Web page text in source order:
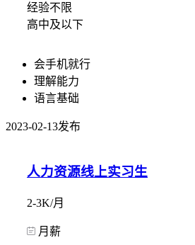
经验不限
高中及以下
会手机就行
理解能力
语言基础
2023-02-13发布
人力资源线上实习生
2-3K/月
月薪